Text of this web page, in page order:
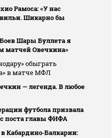
Рамоса: «У нас
Шикарно бы
Шары Буллета я
матчей Овечкина»
обыграть
в матче МФЛ
— легенда. В любое
футбола призвала
поста главы ФИФА
Кабардино‑Балкарии: